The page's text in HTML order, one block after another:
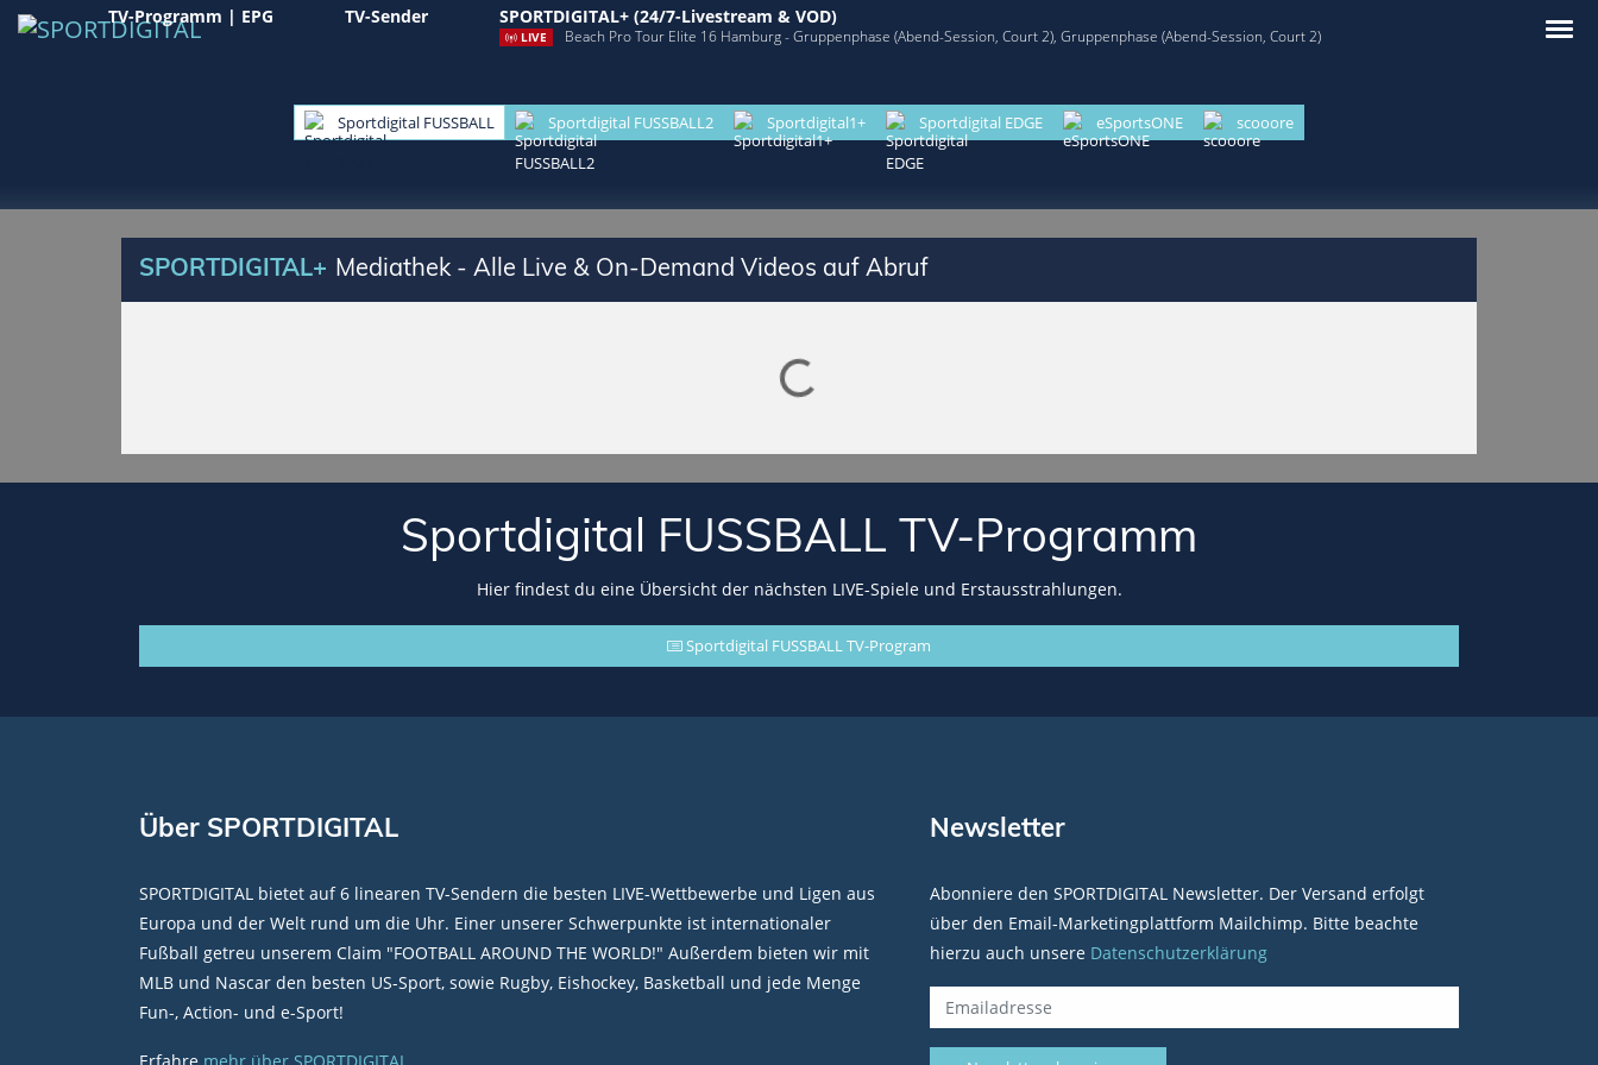
TV-Programm | EPG TV-Sender SPORTDIGITAL+ (24/7-Livestream & VOD)
LIVE Beach Pro Tour Elite 16 Hamburg - Gruppenphase (Abend-Session, Court 2), Gruppenphase (Abend-Session, Court 2)
Sportdigital FUSSBALL Sportdigital FUSSBALL2 Sportdigital1+ Sportdigital EDGE eSportsONE scooore
SPORTDIGITAL+ Mediathek - Alle Live & On-Demand Videos auf Abruf
Lade SPORTDIGITAL+ Mediathek
Sportdigital FUSSBALL TV-Programm
Hier findest du eine Übersicht der nächsten LIVE-Spiele und Erstausstrahlungen.
Sportdigital FUSSBALL TV-Program
Über SPORTDIGITAL
SPORTDIGITAL bietet auf 6 linearen TV-Sendern die besten LIVE-Wettbewerbe und Ligen aus
Europa und der Welt rund um die Uhr. Einer unserer Schwerpunkte ist internationaler
Fußball getreu unserem Claim "FOOTBALL AROUND THE WORLD!" Außerdem bieten wir mit
MLB und Nascar den besten US-Sport, sowie Rugby, Eishockey, Basketball und jede Menge
Fun-, Action- und e-Sport!
Newsletter
Abonniere den SPORTDIGITAL Newsletter. Der Versand erfolgt
über den Email-Marketingplattform Mailchimp. Bitte beachte
hierzu auch unsere Datenschutzerklärung